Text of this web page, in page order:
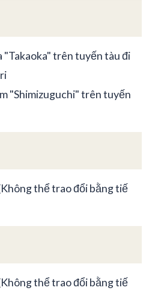
trên tuyến tàu đi
"Shimizuguchi" trên tuyến
thể trao đổi bằng tiế
thể trao đổi bằng tiế